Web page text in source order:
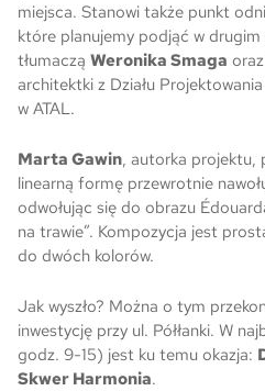
miejsca. Stanowi także punkt
które planujemy podjąć w
tłumaczą Weronika Smaga oraz
architektki z Działu
w ATAL.
Marta Gawin, autorka projektu,
linearną formę przewrotnie
odwołując się do obrazu
na trawie”. Kompozycja jest
do dwóch kolorów.
Jak wyszło? Można o tym
inwestycję przy ul. Półłanki. W
godz. 9-15) jest ku temu okazja:
Skwer Harmonia.